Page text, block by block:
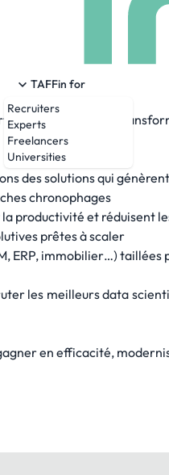
TAFFin for
Recruiters
Experts
Freelancers
Universities
Technologique
capable de
des solutions qui
chronophages
productivité et réduisent
prêtes à scaler
ERP, immobilier…)
les meilleurs data
en efficacité,